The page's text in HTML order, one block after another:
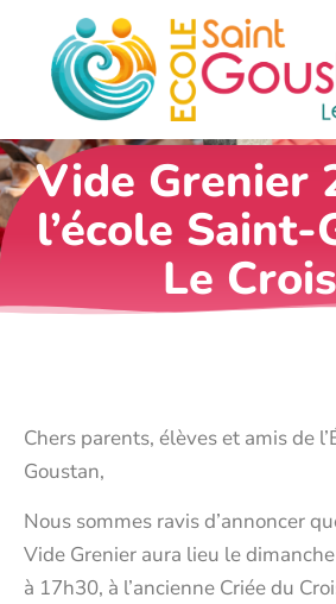
Vide Grenier
l’école Saint-
Le
Chers parents, élèves et amis de
Goustan,
Nous sommes ravis d’annoncer
Vide Grenier aura lieu le
à 17h30, à l’ancienne Criée du